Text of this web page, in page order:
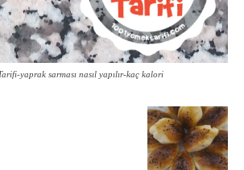
yaprak sarması nasıl yapılır-kaç kalori